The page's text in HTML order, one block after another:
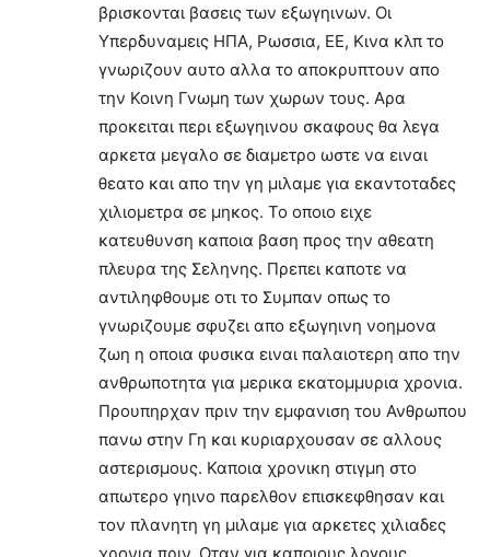
βρισκονται βασεις των εξωγηινων. Οι
Υπερδυναμεις ΗΠΑ, Ρωσσια, ΕΕ, Κινα κλπ το
γνωριζουν αυτο αλλα το αποκρυπτουν απο
την Κοινη Γνωμη των χωρων τους. Αρα
προκειται περι εξωγηινου σκαφους θα λεγα
αρκετα μεγαλο σε διαμετρο ωστε να ειναι
θεατο και απο την γη μιλαμε για εκαντοταδες
χιλιομετρα σε μηκος. Το οποιο ειχε
κατευθυνση καποια βαση προς την αθεατη
πλευρα της Σεληνης. Πρεπει καποτε να
αντιληφθουμε οτι το Συμπαν οπως το
γνωριζουμε σφυζει απο εξωγηινη νοημονα
ζωη η οποια φυσικα ειναι παλαιοτερη απο την
ανθρωποτητα για μερικα εκατομμυρια χρονια.
Προυπηρχαν πριν την εμφανιση του Ανθρωπου
πανω στην Γη και κυριαρχουσαν σε αλλους
αστερισμους. Καποια χρονικη στιγμη στο
απωτερο γηινο παρελθον επισκεφθησαν και
τον πλανητη γη μιλαμε για αρκετες χιλιαδες